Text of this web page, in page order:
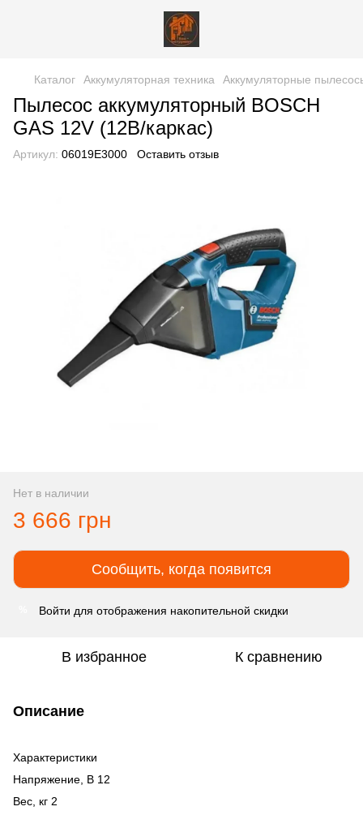
Каталог Аккумуляторная техника Аккумуляторные
Пылесос аккумуляторный BOSCH
GAS 12V (12В/каркас)
Артикул: 06019E3000 Оставить отзыв
Нет в наличии
3 666 грн
Сообщить, когда появится
Войти для отображения накопительной скидки
В избранное К сравнению
Описание
Характеристики
Напряжение, В 12
Вес, кг 2